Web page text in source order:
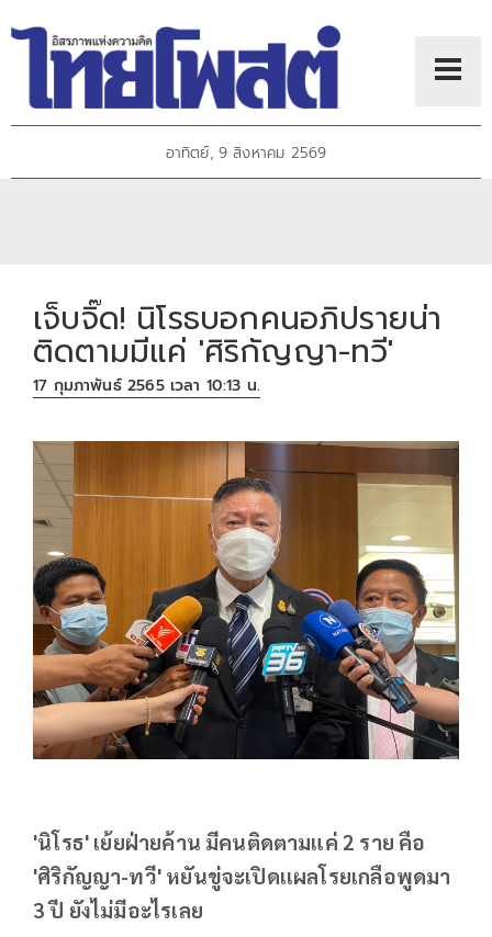
อาทิตย์, 9 สิงหาคม 2569
เจ็บจิ๊ด! นิโรธบอกคนอภิปรายน่า
ติดตามมีแค่ 'ศิริกัญญา-ทวี'
17 กุมภาพันธ์ 2565 เวลา 10:13 น.
'นิโรธ' เย้ยฝ่ายค้าน​ มีคนติดตามแค่ 2 ราย คือ
'ศิริกัญญา-ทวี' หยันขู่จะเปิดเเผลโรยเกลือพูดมา
3​ ปี​ ยังไม่มีอะไรเลย